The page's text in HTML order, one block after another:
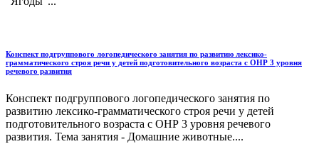
Конспект подгруппового логопедического занятия по развитию лексико-
грамматического строя речи у детей подготовительного возраста с ОНР 3 уровня
речевого развития
Конспект подгруппового логопедического занятия по
развитию лексико-грамматического строя речи у детей
подготовительного возраста с ОНР 3 уровня речевого
развития. Тема занятия - Домашние животные....